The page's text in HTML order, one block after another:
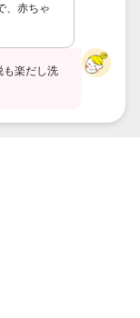
、赤ちゃ
も楽だし洗